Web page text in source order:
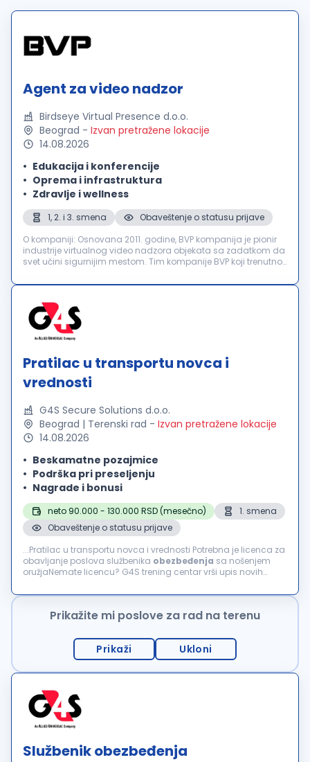
Agent za video nadzor
Birdseye Virtual Presence d.o.o.
Beograd - Izvan pretražene lokacije
14.08.2026
Edukacija i konferencije
Oprema i infrastruktura
Zdravlje i wellness
1, 2. i 3. smena
Obaveštenje o statusu prijave
O kompaniji: Osnovana 2011. godine, BVP kompanija је pionir
industrije virtualnog video nadzora objekata sa zadatkom da
svet učini sigurnijim mestom. Tim kompanije BVP koji trenutno
se bil...
Pratilac u transportu novca i
vrednosti
G4S Secure Solutions d.o.o.
Beograd | Terenski rad - Izvan pretražene lokacije
14.08.2026
Beskamatne pozajmice
Podrška pri preseljenju
Nagrade i bonusi
neto 90.000 - 130.000 RSD (mesečno)
1. smena
Obaveštenje o statusu prijave
...Pratilac u transportu novca i vrednosti Potrebna je licenca za
obavljanje poslova službenika obezbeđenja sa nošenjem
oružjaNemate licencu? G4S trening centar vrši upis novih
Obezbeđenje...
Prikažite mi poslove za rad na terenu
Prikaži Ukloni
Službenik obezbeđenja